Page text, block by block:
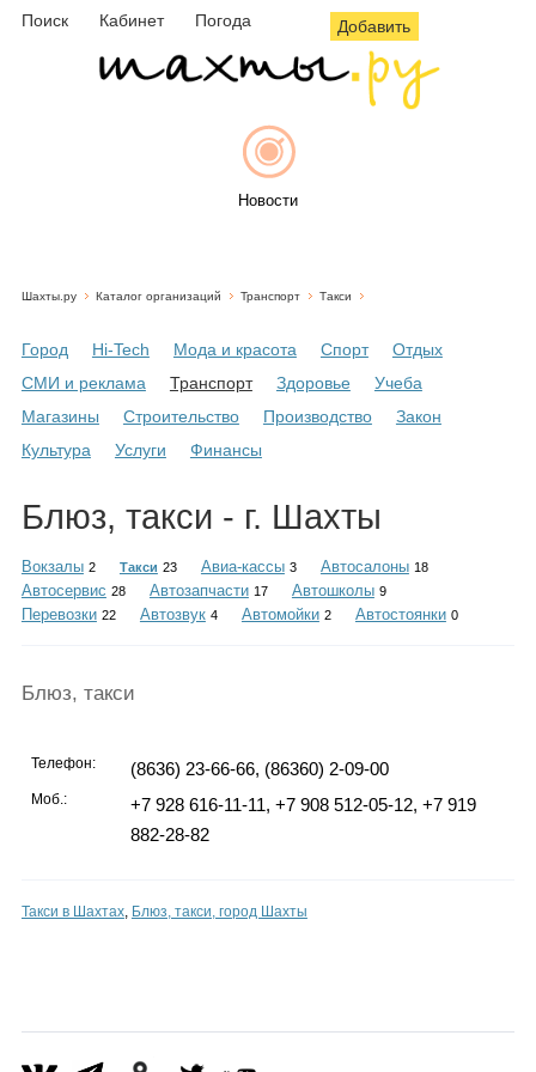
Поиск Кабинет Погода Добавить
Новости
Объявления
Гороскоп
Шахты.ру Каталог организаций Транспорт Такси
Город Hi-Tech Мода и красота Спорт
Отдых
СМИ и реклама
Транспорт Здоровье
Учеба
Магазины
Строительство Производство
Закон
Культура
Услуги Финансы
Блюз, такси - г. Шахты
Вокзалы 2 Такси 23 Авиа-кассы 3 Автосалоны 18
Автосервис 28 Автозапчасти 17 Автошколы 9
Перевозки 22 Автозвук 4 Автомойки 2 Автостоянки 0
Блюз, такси
Телефон: (8636) 23-66-66, (86360) 2-09-00
Моб.:
+7 928 616-11-11, +7 908 512-05-12, +7 919
882-28-82
Такси в Шахтах, Блюз, такси, город Шахты